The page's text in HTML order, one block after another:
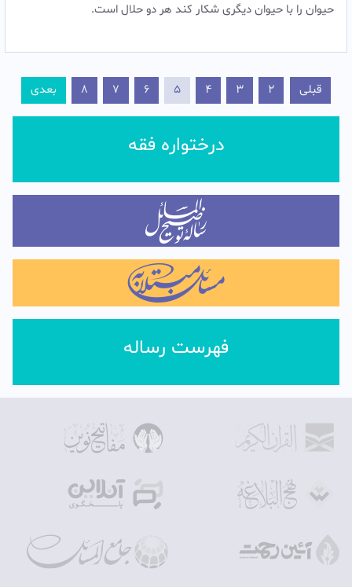
حيوان را با حيوان ديگرى شكار كند هر دو حلال است.
قبلی 2
3
4
5
6
7
8 بعدی
درختواره فقه
فهرست رساله